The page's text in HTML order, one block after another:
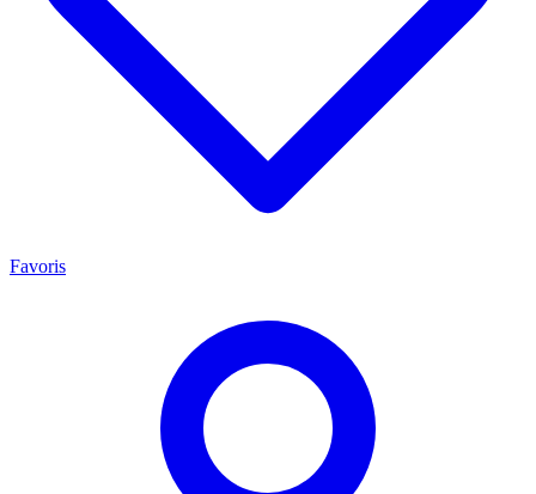
Favoris